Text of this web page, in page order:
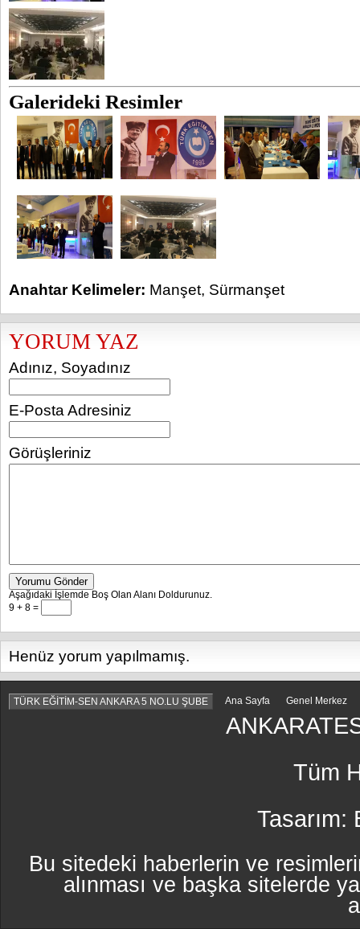
Galerideki Resimler
Anahtar Kelimeler: Manşet, Sürmanşet
YORUM YAZ
Adınız, Soyadınız
E-Posta Adresiniz
Görüşleriniz
Yorumu Gönder
Aşağıdaki İşlemde Boş Olan Alanı Doldurunuz.
9 + 8 =
Henüz yorum yapılmamış.
TÜRK EĞİTİM-SEN ANKARA 5 NO.LU ŞUBE Ana Sayfa Genel Merkez
Tüm
Tasarım:
Bu sitedeki haberlerin ve
alınması ve başka sitelerde